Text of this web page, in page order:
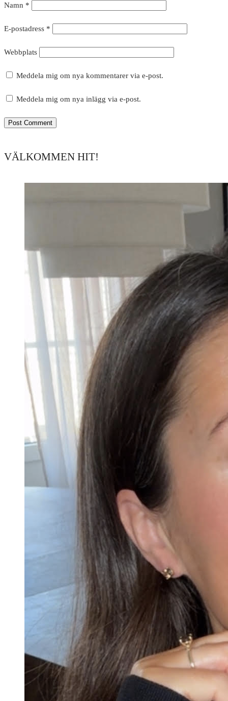
Namn *
E-postadress *
Webbplats
Meddela mig om nya kommentarer via e-post.
Meddela mig om nya inlägg via e-post.
VÄLKOMMEN HIT!